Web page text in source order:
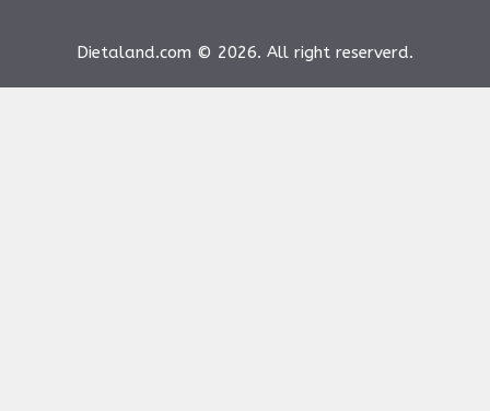
Dietaland.com © 2026. All right reserverd.